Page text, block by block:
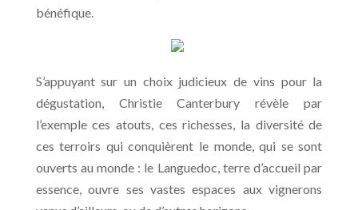
bénéfique.
S’appuyant sur un choix judicieux de vins pour la
dégustation, Christie Canterbury révèle par
l’exemple ces atouts, ces richesses, la diversité de
ces terroirs qui conquièrent le monde, qui se sont
ouverts au monde : le Languedoc, terre d’accueil par
essence, ouvre ses vastes espaces aux vignerons